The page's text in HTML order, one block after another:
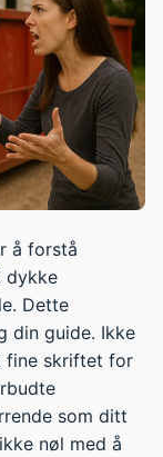
å forstå
dykke
Dette
din guide. Ikke
fine skriftet for
som ditt
nøl med å